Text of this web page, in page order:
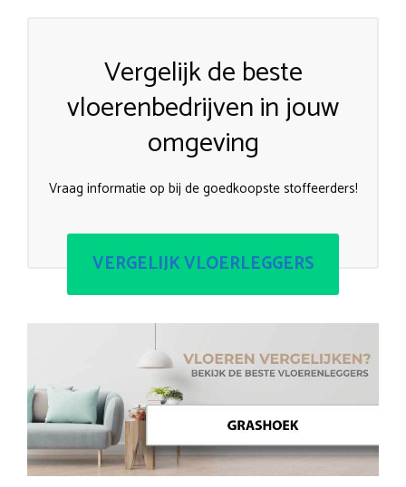
Vergelijk de beste
vloerenbedrijven in jouw
omgeving
Vraag informatie op bij de goedkoopste stoffeerders!
VERGELIJK VLOERLEGGERS